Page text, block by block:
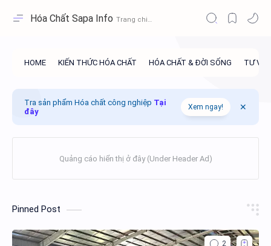
Hóa Chất Sapa Info
Tra sản phẩm Hóa chất công nghiệp Tại
đây
Xem ngay!
Pinned Post